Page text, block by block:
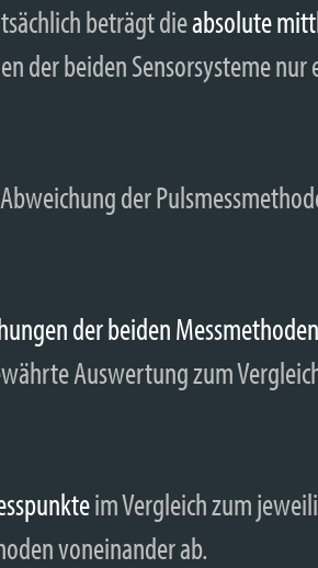
beträgt dieabsolute
der beiden Sensorsysteme nur
der beiden Messmethoden
Auswertung zum
im Vergleich zum
voneinander ab.